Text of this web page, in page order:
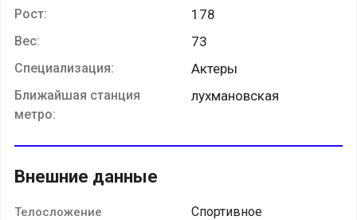
Рост: 178
Вес: 73
Специализация: Актеры
Ближайшая станция
метро:
лухмановская
Внешние данные
Телосложение Спортивное